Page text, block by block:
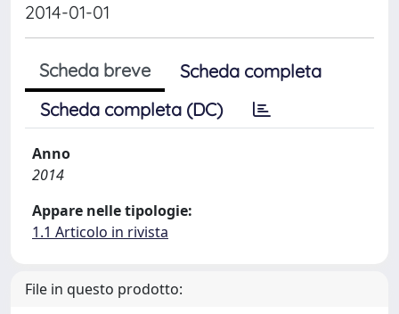
2014-01-01
Scheda breve
Scheda completa
Scheda completa (DC)
Anno
2014
Appare nelle tipologie:
1.1 Articolo in rivista
File in questo prodotto: